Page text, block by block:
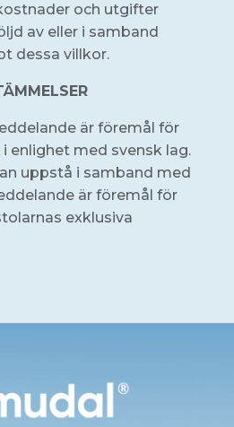
och utgifter
av eller i samband
dessa villkor.
är föremål för
enlighet med svensk lag.
uppstå i samband med
är föremål för
exklusiva